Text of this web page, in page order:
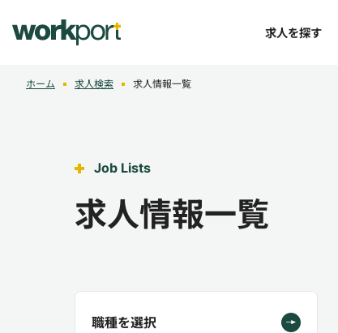
求人を探す
ホーム 求人検索 求人情報一覧
Job Lists
求人情報一覧
職種を選択